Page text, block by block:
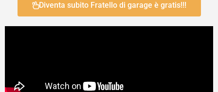
Diventa subito Fratello di garage è gratis!!!